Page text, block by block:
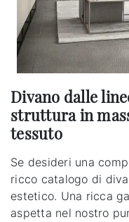
Divano dalle
struttura in
tessuto
Se desideri una
ricco catalogo di
estetico. Una ricca
aspetta nel nostro